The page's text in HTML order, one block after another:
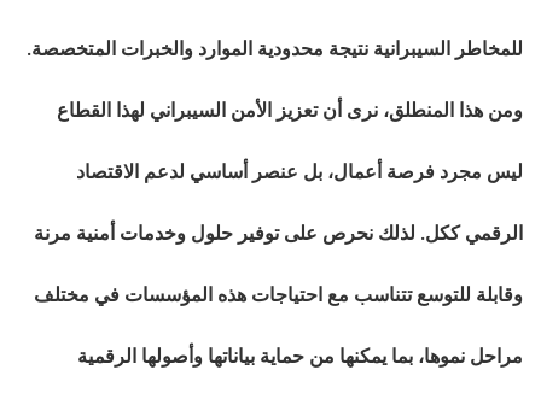
للمخاطر السيبرانية نتيجة محدودية الموارد والخبرات المتخصصة.
ومن هذا المنطلق، نرى أن تعزيز الأمن السيبراني لهذا القطاع
ليس مجرد فرصة أعمال، بل عنصر أساسي لدعم الاقتصاد
الرقمي ككل. لذلك نحرص على توفير حلول وخدمات أمنية مرنة
وقابلة للتوسع تتناسب مع احتياجات هذه المؤسسات في مختلف
مراحل نموها، بما يمكنها من حماية بياناتها وأصولها الرقمية